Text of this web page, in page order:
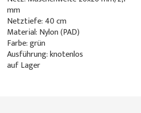
mm
Netztiefe: 40 cm
Material: Nylon (PAD)
Farbe: grün
Ausführung: knotenlos
auf Lager